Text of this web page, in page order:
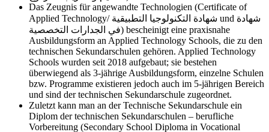
Das Zeugnis für angewandte Technologien (Certificate of
Applied Technology/ شهادة التكنولوجيا التطبيقية und شهادة
في الجدارات التخصصية) bescheinigt eine praxisnahe
Ausbildungsform an Applied Technology Schools, die zu den
technischen Sekundarschulen gehören. Applied Technology
Schools wurden seit 2018 aufgebaut; sie bestehen
überwiegend als 3-jährige Ausbildungsform, einzelne Schulen
bzw. Programme existieren jedoch auch im 5-jährigen Bereich
und sind der technischen Sekundarschule zugeordnet.
Zuletzt kann man an der Technische Sekundarschule ein
Diplom der technischen Sekundarschulen – berufliche
Vorbereitung (Secondary School Diploma in Vocational